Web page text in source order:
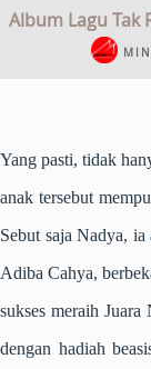
Album Lagu Tak
Yang pasti, tidak
anak tersebut
Sebut saja Nadya,
Adiba Cahya,
sukses meraih
dengan hadiah